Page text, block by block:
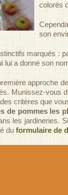
colorés
son
marqués :
lui a donné son
approche
Munissez-vous
critères que
de pommes les
les jardineries.
du formulaire de